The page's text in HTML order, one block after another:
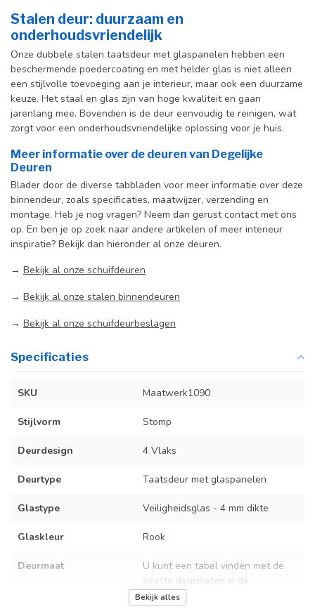
Stalen deur: duurzaam en
onderhoudsvriendelijk
Onze dubbele stalen taatsdeur met glaspanelen hebben een
beschermende poedercoating en met helder glas is niet alleen
een stijlvolle toevoeging aan je interieur, maar ook een duurzame
keuze. Het staal en glas zijn van hoge kwaliteit en gaan
jarenlang mee. Bovendien is de deur eenvoudig te reinigen, wat
zorgt voor een onderhoudsvriendelijke oplossing voor je huis.
Meer informatie over de deuren van Degelijke
Deuren
Blader door de diverse tabbladen voor meer informatie over deze
binnendeur, zoals specificaties, maatwijzer, verzending en
montage. Heb je nog vragen? Neem dan gerust contact met ons
op. En ben je op zoek naar andere artikelen of meer interieur
inspiratie? Bekijk dan hieronder al onze deuren.
→ Bekijk al onze schuifdeuren
→ Bekijk al onze stalen binnendeuren
→ Bekijk al onze schuifdeurbeslagen
Specificaties
SKU Maatwerk1090
Stijlvorm Stomp
Deurdesign 4 Vlaks
Deurtype Taatsdeur met glaspanelen
Glastype Veiligheidsglas - 4 mm dikte
Glaskleur Rook
Deurmaat
U kunt een tabel vinden met de
exacte deurmaten in de
producttekst boven dit
Bekijk alles